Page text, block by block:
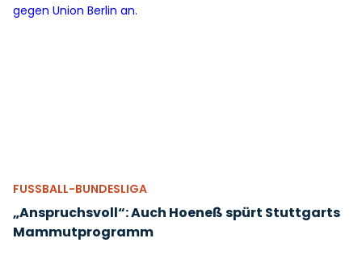
FUSSBALL-BUNDESLIGA
„Anspruchsvoll“: Auch Hoeneß spürt Stuttgarts
Mammutprogramm